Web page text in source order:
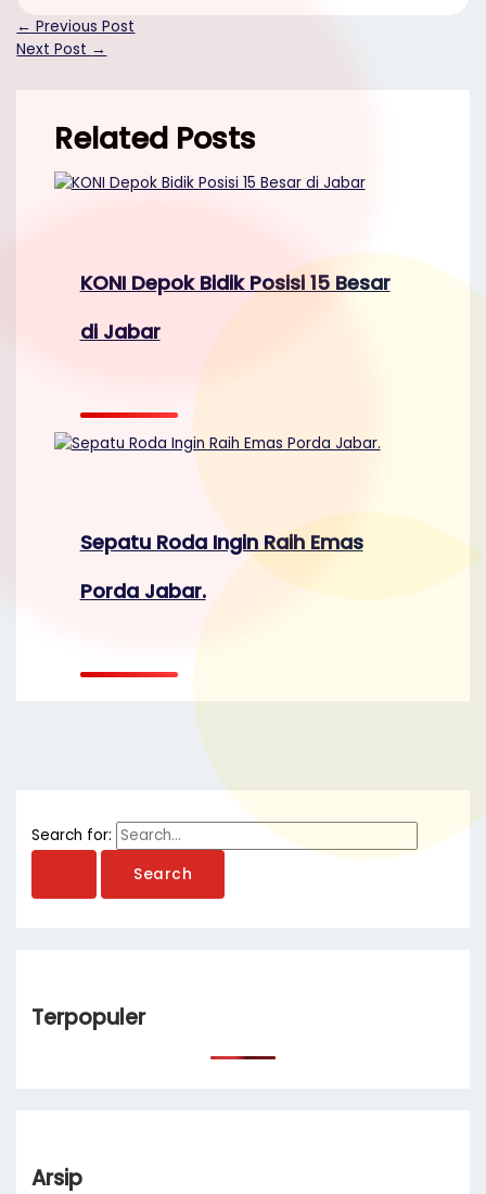
← Previous Post
Next Post →
Related Posts
KONI Depok Bidik Posisi 15 Besar
di Jabar
Sepatu Roda Ingin Raih Emas
Porda Jabar.
Search for:
Terpopuler
Arsip